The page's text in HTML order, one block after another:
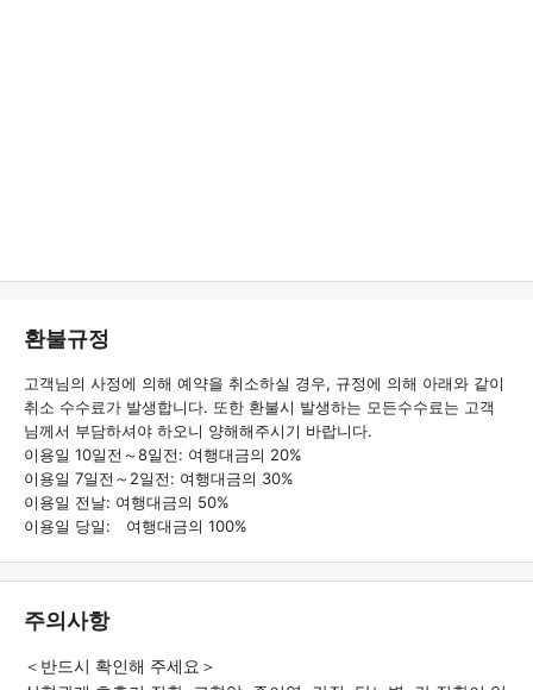
환불규정
고객님의 사정에 의해 예약을 취소하실 경우, 규정에 의해 아래와 같이
취소 수수료가 발생합니다. 또한 환불시 발생하는 모든수수료는 고객
님께서 부담하셔야 하오니 양해해주시기 바랍니다.
이용일 10일전～8일전: 여행대금의 20%
이용일 7일전～2일전: 여행대금의 30%
이용일 전날: 여행대금의 50%
이용일 당일: 여행대금의 100%
주의사항
＜반드시 확인해 주세요＞